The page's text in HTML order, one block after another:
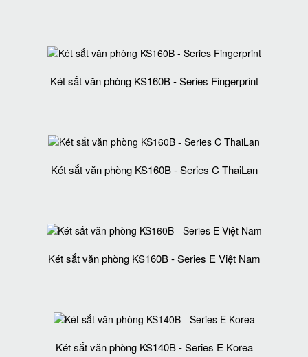
Két sắt văn phòng KS160B - Series Fingerprint
Két sắt văn phòng KS160B - Series C ThaiLan
Két sắt văn phòng KS160B - Series E Việt Nam
Két sắt văn phòng KS140B - Series E Korea